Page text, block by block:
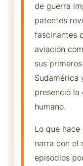
de guerra
patentes
fascinantes
aviación
sus
Sudamérica
presenció la
humano.
Lo que
narra con el
episodios